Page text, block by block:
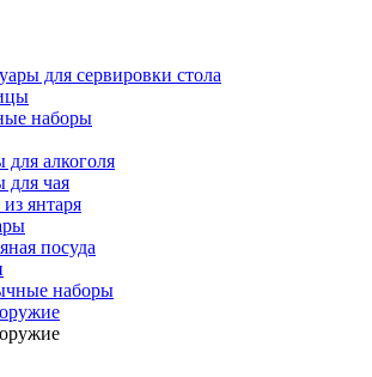
для сервировки стола
наборы
алкоголя
для чая
янтаря
посуда
наборы